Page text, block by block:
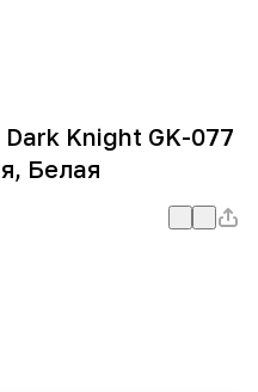
Knight GK-077
Белая